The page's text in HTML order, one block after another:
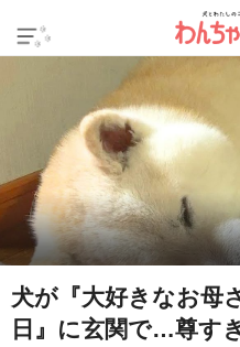
犬が『大好きなお母
日』に玄関で…尊す